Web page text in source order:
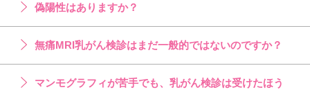
偽陽性はありますか？
無痛MRI乳がん検診はまだ一般的ではないのですか？
マンモグラフィが苦手でも、乳がん検診は受けたほう